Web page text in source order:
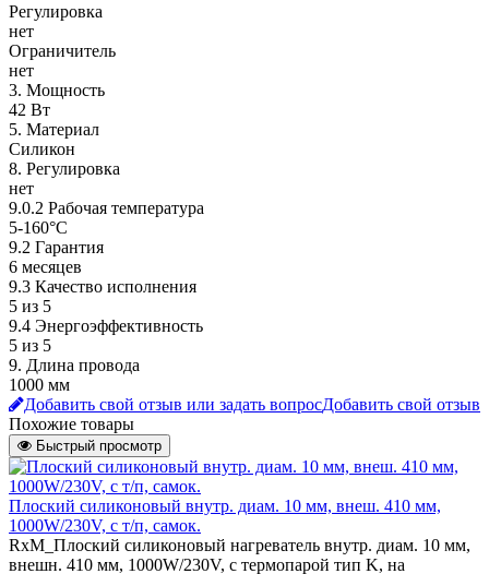
Регулировка
нет
Ограничитель
нет
3. Мощность
42 Вт
5. Материал
Силикон
8. Регулировка
нет
9.0.2 Рабочая температура
5-160°C
9.2 Гарантия
6 месяцев
9.3 Качество исполнения
5 из 5
9.4 Энергоэффективность
5 из 5
9. Длина провода
1000 мм
Добавить свой отзыв или задать вопросДобавить свой отзыв
Похожие товары
Быстрый просмотр
Плоский силиконовый внутр. диам. 10 мм, внеш. 410 мм,
1000W/230V, с т/п, самок.
RxM_Плоский силиконовый нагреватель внутр. диам. 10 мм,
внешн. 410 мм, 1000W/230V, с термопарой тип K, на